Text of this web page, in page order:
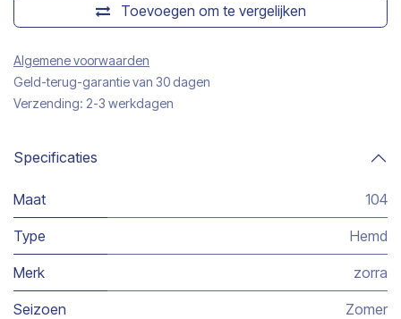
Toevoegen om te vergelijken
Algemene voorwaarden
Geld-terug-garantie van 30 dagen
Verzending: 2-3 werkdagen
Specificaties
Maat 104
Type Hemd
Merk zorra
Seizoen Zomer